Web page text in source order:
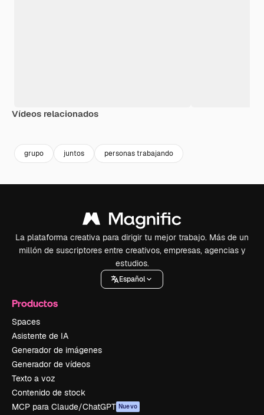
Vídeos relacionados
grupo juntos personas trabajando
La plataforma creativa para dirigir tu mejor trabajo. Más de un
millón de suscriptores entre creativos, empresas, agencias y
estudios.
Español
Productos
Spaces
Asistente de IA
Generador de imágenes
Generador de vídeos
Texto a voz
Contenido de stock
MCP para Claude/ChatGPT Nuevo